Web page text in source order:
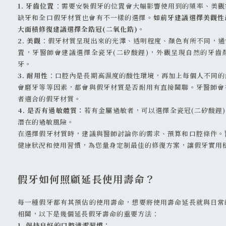
1. 牙齒位置 ：需要安裝假牙的位置會大幅影響使用到的頻率、美
缺牙和全口假牙材質也會有不一樣的選擇。 如前牙建議選擇美觀
大面積修復建議選擇全鋯冠(二氧化鋯)。
2. 美觀 ：假牙材質呈現出來的光澤、透明程度、顏色有所不同，
置，牙醫師會建議選擇全瓷牙(二矽酸鋰)，外觀呈現自然的牙齒
牙。
3. 耐用性 ：口腔內是長期高濕度的酸性環境，再加上每個人不同
會磨牙等等因素，都會與假牙材質是否耐用有直接關聯。牙醫師
者適合的假牙材質。
4. 是否有過敏體質：若有金屬過敏者，可以選擇全瓷冠(二矽酸
潛在的過敏風險。
在選擇假牙材質時，建議與醫師討論你的需求、預算和口腔條件
健康狀況和使用習慣，為您量身定制最佳的修復方案，讓假牙實用
假牙如何照顧延長使用壽命？
每一種假牙都有其預估的使用壽命，想要將使用壽命延長就與日
相關，以下是幾個延長假牙壽命的重要方法：